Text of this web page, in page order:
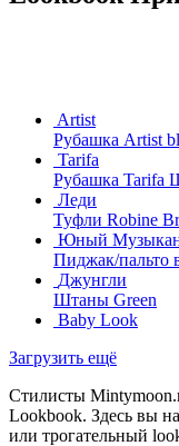
Artist
Рубашка Artist
Tarifa
Рубашка Tarifa
Леди
Туфли Robine
Юный
Пиджак/пальто
Джунгли
Штаны Green
Baby Look
Загрузить ещё
Стилисты
Lookbook. Здесь вы
или трогательный